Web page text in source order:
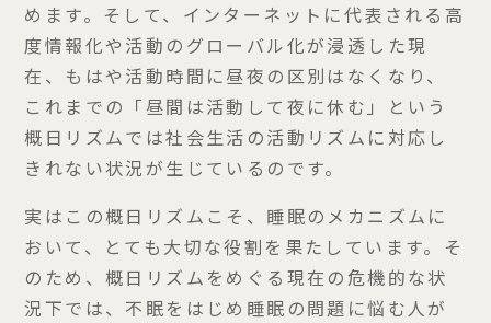
めます。そして、インターネットに代表される高
度情報化や活動のグローバル化が浸透した現
在、もはや活動時間に昼夜の区別はなくなり、
これまでの「昼間は活動して夜に休む」という
概日リズムでは社会生活の活動リズムに対応し
きれない状況が生じているのです。
実はこの概日リズムこそ、睡眠のメカニズムに
おいて、とても大切な役割を果たしています。そ
のため、概日リズムをめぐる現在の危機的な状
況下では、不眠をはじめ睡眠の問題に悩む人が